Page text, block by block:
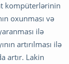
kompüterlərinin
oxunması və
ilə
artırılması ilə
artır. Lakin